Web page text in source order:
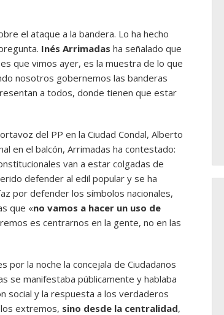
el ataque a la bandera. Lo ha hecho
Inés Arrimadas ha señalado que
que vimos ayer, es la muestra de lo que
nosotros gobernemos las banderas
a todos, donde tienen que estar
del PP en la Ciudad Condal, Alberto
en el balcón, Arrimadas ha contestado:
van a estar colgadas de
defender al edil popular y se ha
por defender los símbolos nacionales,
que «no vamos a hacer un uso de
es centrarnos en la gente, no en las
la noche la concejala de Ciudadanos
se manifestaba públicamente y hablaba
social y la respuesta a los verdaderos
extremos, sino desde la centralidad,